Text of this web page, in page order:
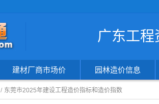
广东工程
建材厂商市场价 园林造价信息
东莞市2025年建设工程造价指标和造价指数